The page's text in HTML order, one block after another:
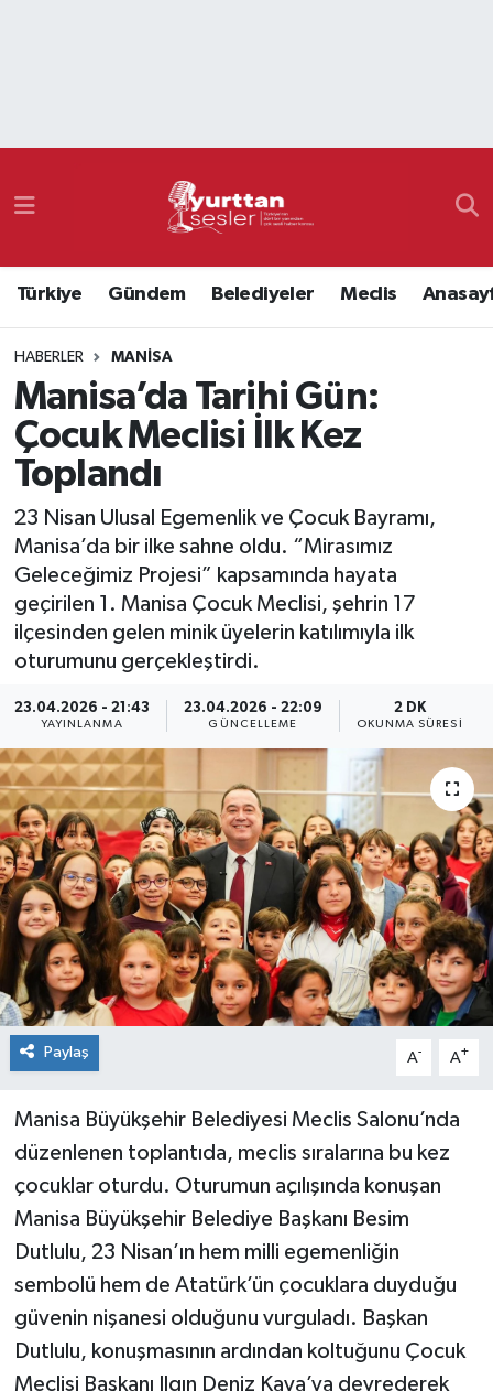
Türkiye Gündem Belediyeler Meclis
HABERLER MANISA
Manisa’da Tarihi Gün:
Çocuk Meclisi İlk Kez
Toplandı
23 Nisan Ulusal Egemenlik ve Çocuk Bayramı,
Manisa’da bir ilke sahne oldu. “Mirasımız
Geleceğimiz Projesi” kapsamında hayata
geçirilen 1. Manisa Çocuk Meclisi, şehrin 17
ilçesinden gelen minik üyelerin katılımıyla ilk
oturumunu gerçekleştirdi.
23.04.2026 - 21:43
YAYINLANMA
23.04.2026 - 22:09
GÜNCELLEME
2 DK
OKUNMA SÜRESI
Paylaş A- A+
Manisa Büyükşehir Belediyesi Meclis Salonu’nda
düzenlenen toplantıda, meclis sıralarına bu kez
çocuklar oturdu. Oturumun açılışında konuşan
Manisa Büyükşehir Belediye Başkanı Besim
Dutlulu, 23 Nisan’ın hem milli egemenliğin
sembolü hem de Atatürk’ün çocuklara duyduğu
güvenin nişanesi olduğunu vurguladı. Başkan
Dutlulu, konuşmasının ardından koltuğunu Çocuk
Meclisi Başkanı Ilgın Deniz Kaya’ya devrederek
Namaz Vakitleri
Süper Lig Puan Durumu ve Fikstür
Tüm Manşetler
Son Dakika Haberleri
Haber Arşivi